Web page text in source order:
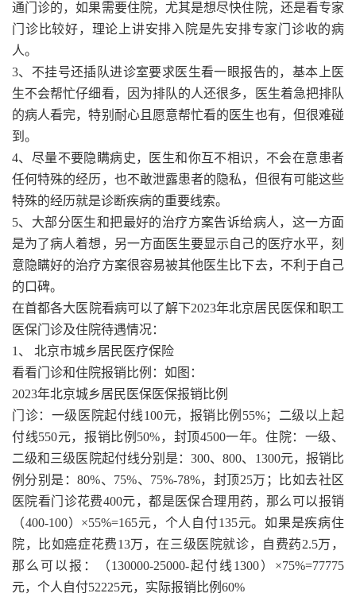
通门诊的，如果需要住院，尤其是想尽快住院，还是看专家
门诊比较好，理论上讲安排入院是先安排专家门诊收的病
人。
3、不挂号还插队进诊室要求医生看一眼报告的，基本上医
生不会帮忙仔细看，因为排队的人还很多，医生着急把排队
的病人看完，特别耐心且愿意帮忙看的医生也有，但很难碰
到。
4、尽量不要隐瞒病史，医生和你互不相识，不会在意患者
任何特殊的经历，也不敢泄露患者的隐私，但很有可能这些
特殊的经历就是诊断疾病的重要线索。
5、大部分医生和把最好的治疗方案告诉给病人，这一方面
是为了病人着想，另一方面医生要显示自己的医疗水平，刻
意隐瞒好的治疗方案很容易被其他医生比下去，不利于自己
的口碑。
在首都各大医院看病可以了解下2023年北京居民医保和职工
医保门诊及住院待遇情况：
1、 北京市城乡居民医疗保险
看看门诊和住院报销比例：如图：
2023年北京城乡居民医保医保报销比例
门诊：一级医院起付线100元，报销比例55%；二级以上起
付线550元，报销比例50%，封顶4500一年。住院：一级、
二级和三级医院起付线分别是：300、800、1300元，报销比
例分别是：80%、75%、75%-78%，封顶25万；比如去社区
医院看门诊花费400元，都是医保合理用药，那么可以报销
（400-100）×55%=165元，个人自付135元。如果是疾病住
院，比如癌症花费13万，在三级医院就诊，自费药2.5万，
那么可以报：（130000-25000-起付线1300）×75%=77775
元，个人自付52225元，实际报销比例60%